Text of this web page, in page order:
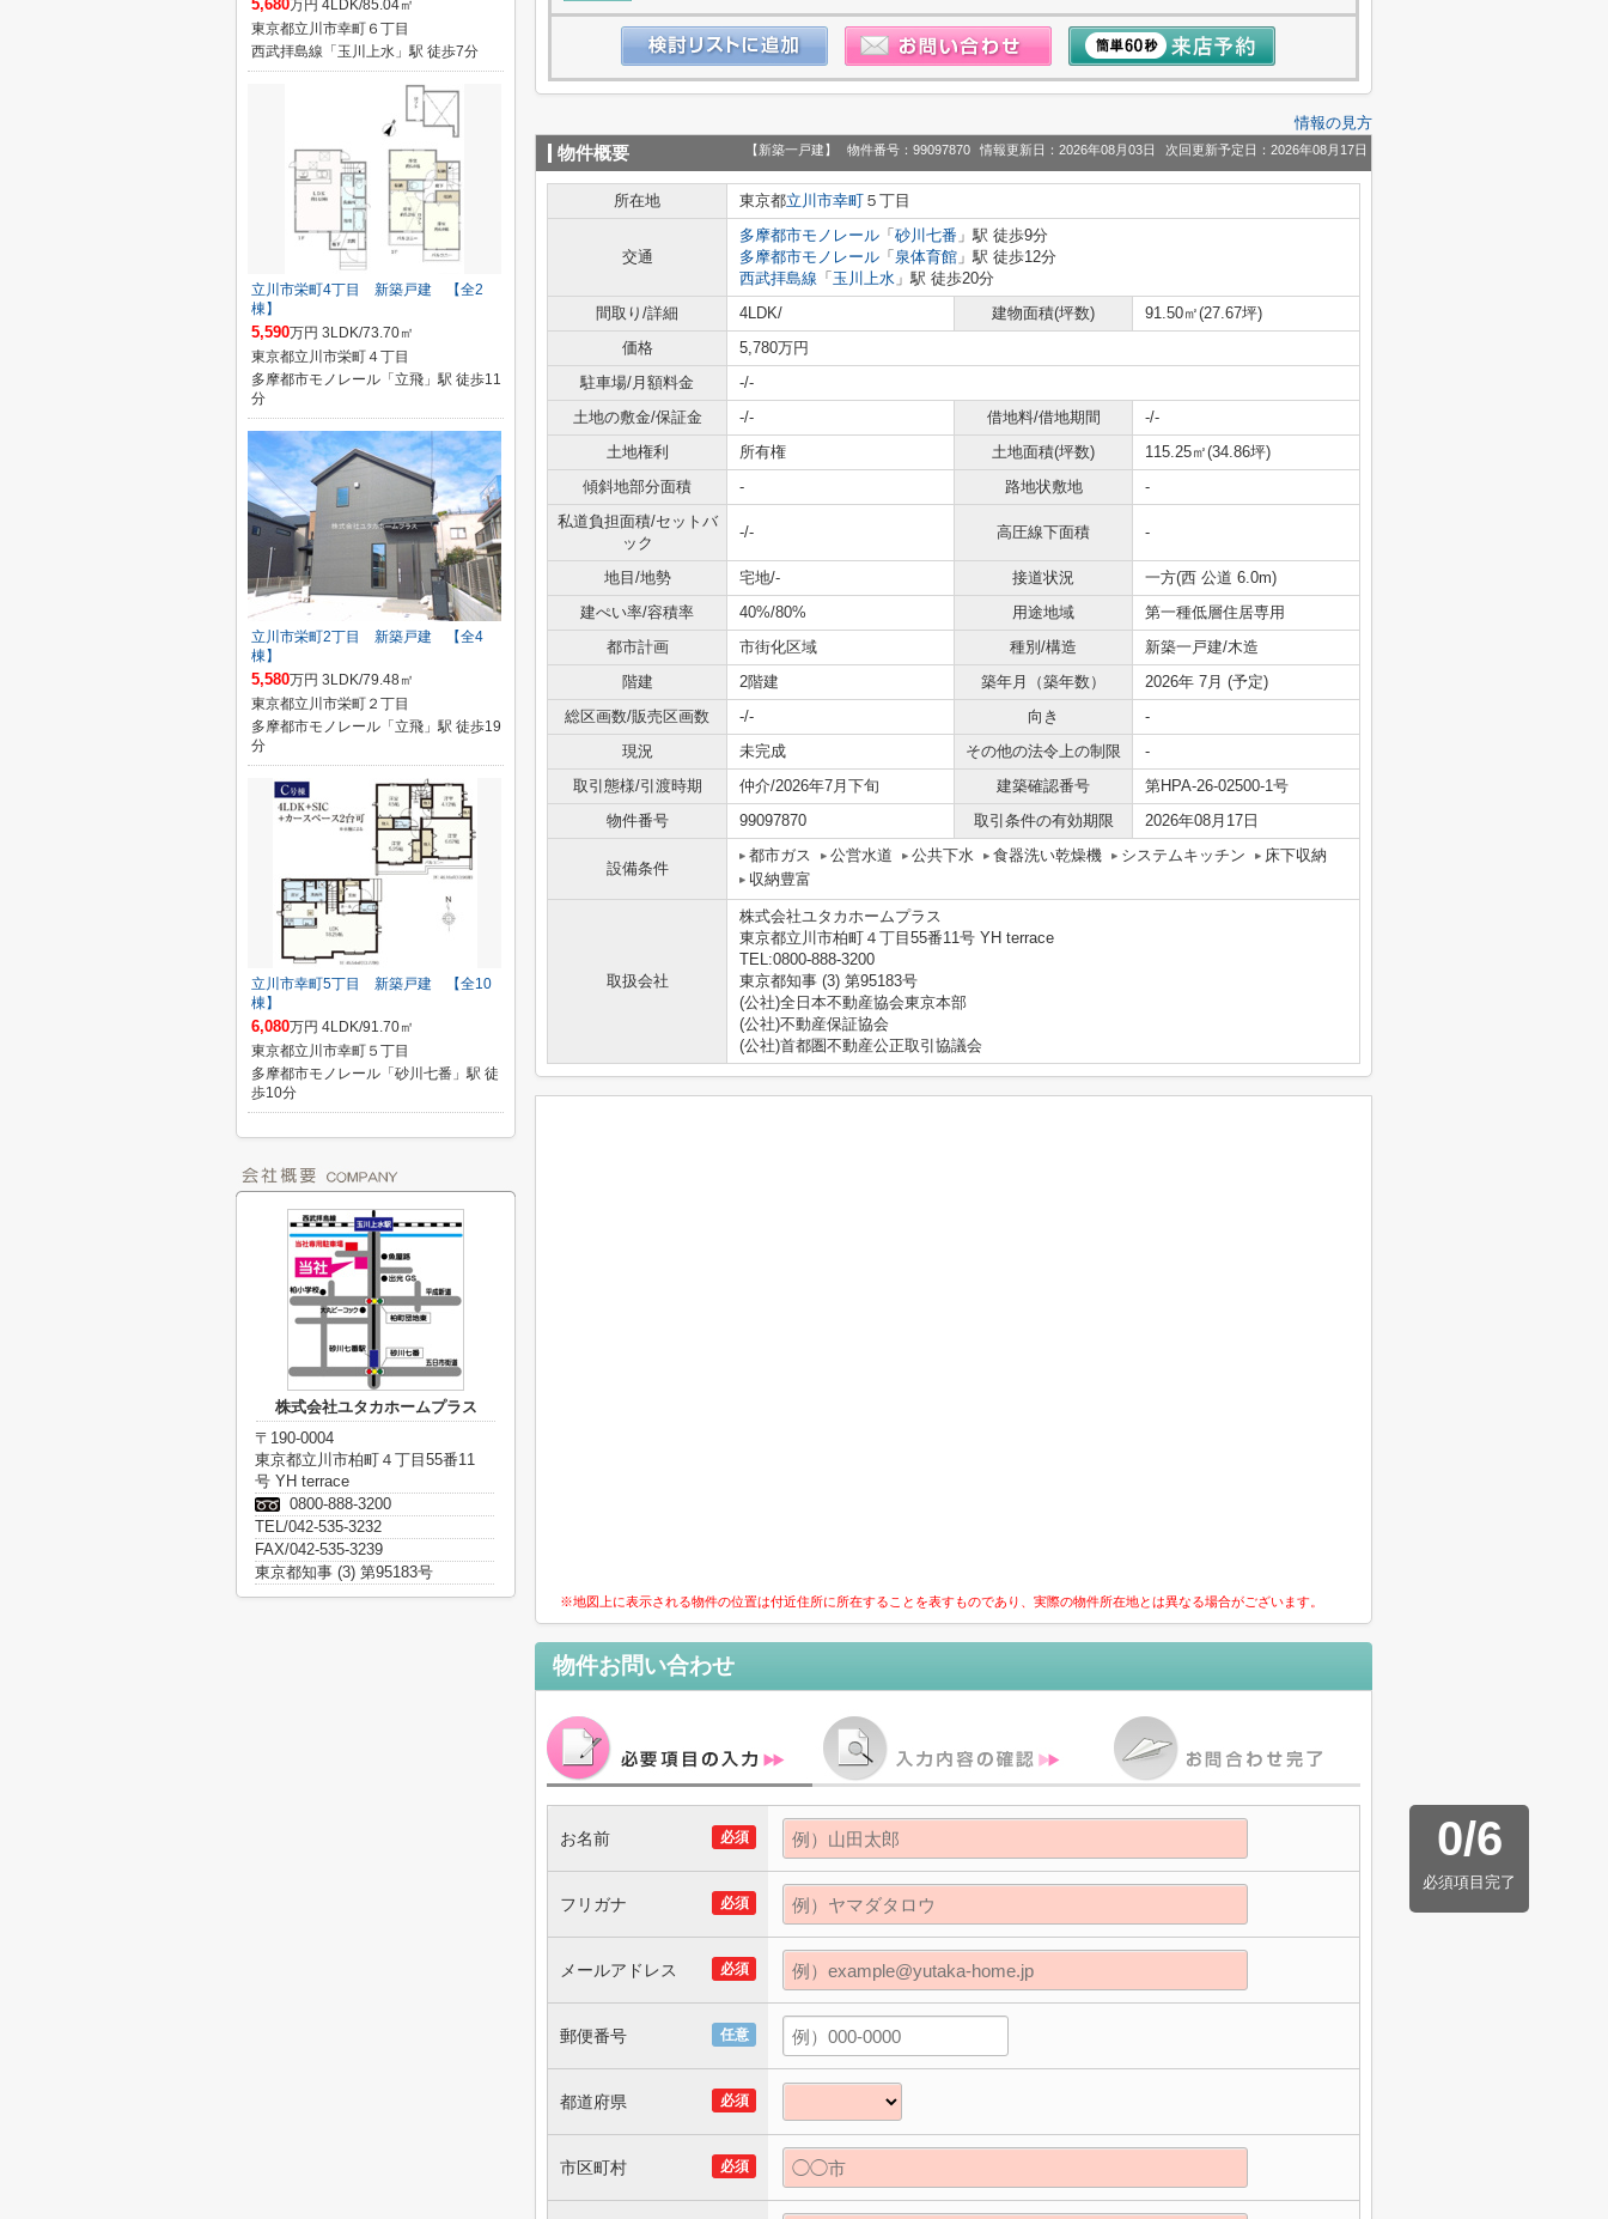
情報の見方
物件概要 【新築一戸建】 物件番号：99097870 情報更新日：2026年08月03日 次回更新予定日：2026年08月17日
所在地 東京都立川市幸町 ５丁目
交通
多摩都市モノレール 「 砂川七番 」駅 徒歩9分
多摩都市モノレール 「 泉体育館 」駅 徒歩12分
西武拝島線 「 玉川上水 」駅 徒歩20分
間取り/詳細
4LDK/ 建物面積(坪数)
91.50㎡(27.67坪)
価格
5,780万円
駐車場/月額料金
-/-
土地の敷金/保証金
-/- 借地料/借地期間
-/-
土地権利
所有権 土地面積(坪数)
115.25㎡(34.86坪)
傾斜地部分面積
- 路地状敷地
-
私道負担面積/セットバ
ック
-/- 高圧線下面積 -
地目/地勢 宅地/- 接道状況
一方(西 公道 6.0m)
建ぺい率/容積率
40%/80% 用途地域
第一種低層住居専用
都市計画
市街化区域 種別/構造
新築一戸建/木造
階建
2階建 築年月（築年数）
2026年 7月 (予定)
総区画数/販売区画数
-/- 向き
-
現況
未完成 その他の法令上の制限
-
取引態様/引渡時期
仲介/2026年7月下旬 建築確認番号
第HPA-26-02500-1号
物件番号
99097870 取引条件の有効期限 2026年08月17日
設備条件
都市ガス 公営水道 公共下水 食器洗い乾燥機 システムキッチン
床下収納
収納豊富
取扱会社
株式会社ユタカホームプラス
東京都立川市柏町４丁目55番11号 YH terrace
TEL:0800-888-3200
東京都知事 (3) 第95183号
(公社)全日本不動産協会東京本部
(公社)不動産保証協会
(公社)首都圏不動産公正取引協議会
※地図上に表示される物件の位置は付近住所に所在することを表すものであり、実際の物件所在地とは異なる場合がございます。
物件お問い合わせ
0/6
必須項目完了
必須
お名前
必須
フリガナ
必須
メールアドレス
任意
郵便番号
必須
都道府県
必須
市区町村
5,680万円 4LDK/85.04㎡
東京都立川市幸町６丁目
西武拝島線「玉川上水」駅 徒歩7分
立川市栄町4丁目 新築戸建 【全2
棟】
5,590万円 3LDK/73.70㎡
東京都立川市栄町４丁目
多摩都市モノレール「立飛」駅 徒歩11
分
立川市栄町2丁目 新築戸建 【全4
棟】
5,580万円 3LDK/79.48㎡
東京都立川市栄町２丁目
多摩都市モノレール「立飛」駅 徒歩19
分
立川市幸町5丁目 新築戸建 【全10
棟】
6,080万円 4LDK/91.70㎡
東京都立川市幸町５丁目
多摩都市モノレール「砂川七番」駅 徒
歩10分
株式会社ユタカホームプラス
〒190-0004
東京都立川市柏町４丁目55番11
号 YH terrace
0800-888-3200
TEL/042-535-3232
FAX/042-535-3239
東京都知事 (3) 第95183号